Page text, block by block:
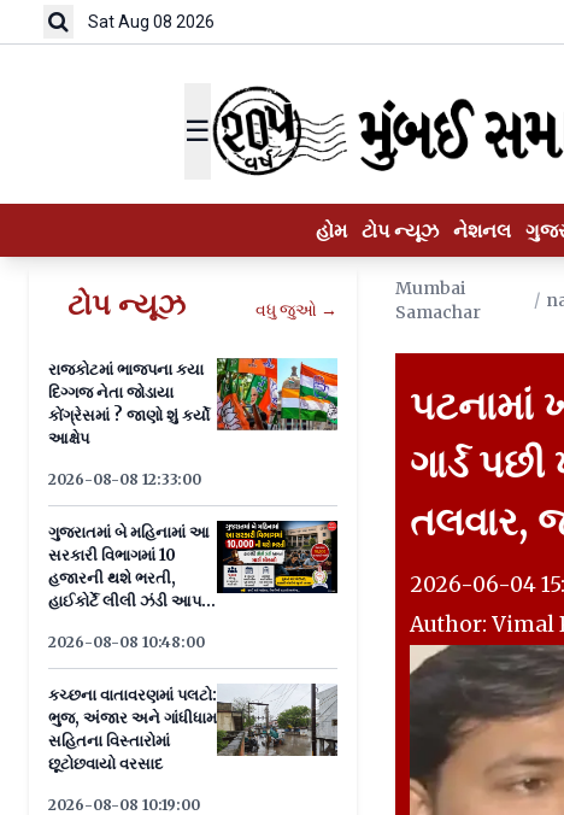
Sat Aug 08 2026
☰
હોમ ટોપ ન્યૂઝ નેશનલ
ટોપ ન્યૂઝ વધુ જુઓ →
રાજકોટમાં ભાજપના કયા
દિગ્ગજ નેતા જોડાયા
કોંગ્રેસમાં ? જાણો શું કર્યો
આક્ષેપ
2026-08-08 12:33:00
ગુજરાતમાં બે મહિનામાં આ
સરકારી વિભાગમાં 10
હજારની થશે ભરતી,
હાઈકોર્ટે લીલી ઝંડી આપતાં
2026-08-08 10:48:00
કચ્છના વાતાવરણમાં પલટો:
ભુજ, અંજાર અને ગાંધીધામ
સહિતના વિસ્તારોમાં
છૂટોછવાયો વરસાદ
2026-08-08 10:19:00
Mumbai
Samachar
/
પટનામાં
ગાર્ડ
તલવાર,
2026-06-04
Author: Vimal